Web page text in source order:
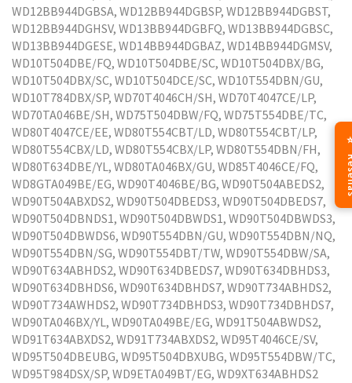
WD12BB944DGBSA, WD12BB944DGBSP, WD12BB944DGBST,
WD12BB944DGHSV, WD13BB944DGBFQ, WD13BB944DGBSC,
WD13BB944DGESE, WD14BB944DGBAZ, WD14BB944DGMSV,
WD10T504DBE/FQ, WD10T504DBE/SC, WD10T504DBX/BG,
WD10T504DBX/SC, WD10T504DCE/SC, WD10T554DBN/GU,
WD10T784DBX/SP, WD70T4046CH/SH, WD70T4047CE/LP,
WD70TA046BE/SH, WD75T504DBW/FQ, WD75T554DBE/TC,
WD80T4047CE/EE, WD80T554CBT/LD, WD80T554CBT/LP,
WD80T554CBX/LD, WD80T554CBX/LP, WD80T554DBN/FH,
WD80T634DBE/YL, WD80TA046BX/GU, WD85T4046CE/FQ,
WD8GTA049BE/EG, WD90T4046BE/BG, WD90T504ABEDS2,
WD90T504ABXDS2, WD90T504DBEDS3, WD90T504DBEDS7,
WD90T504DBNDS1, WD90T504DBWDS1, WD90T504DBWDS3,
WD90T504DBWDS6, WD90T554DBN/GU, WD90T554DBN/NQ,
WD90T554DBN/SG, WD90T554DBT/TW, WD90T554DBW/SA,
WD90T634ABHDS2, WD90T634DBEDS7, WD90T634DBHDS3,
WD90T634DBHDS6, WD90T634DBHDS7, WD90T734ABHDS2,
WD90T734AWHDS2, WD90T734DBHDS3, WD90T734DBHDS7,
WD90TA046BX/YL, WD90TA049BE/EG, WD91T504ABWDS2,
WD91T634ABXDS2, WD91T734ABXDS2, WD95T4046CE/SV,
WD95T504DBEUBG, WD95T504DBXUBG, WD95T554DBW/TC,
WD95T984DSX/SP, WD9ETA049BT/EG, WD9XT634ABHDS2
⭐